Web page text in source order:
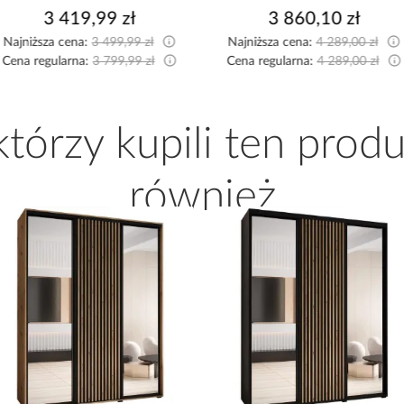
3 860,10 zł
Najniższa cena:4 289,00 zł
Cena regularna:4 289,00 zł
3 437,10 zł
Najniższa cena:3 819,00 zł
Cena regularna:3 819,00 zł
kupili ten
również